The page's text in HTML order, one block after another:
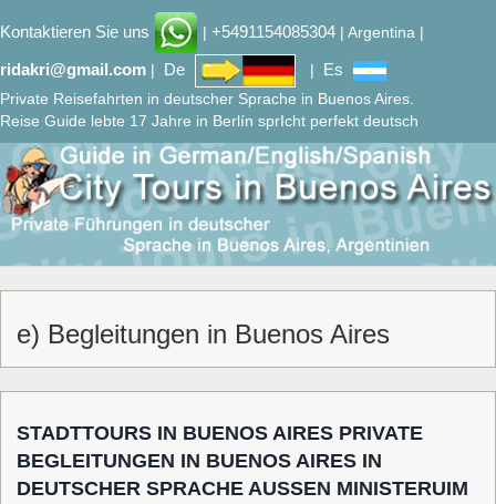
Kontaktieren Sie uns | +5491154085304 | Argentina |
ridakri@gmail.com | De | Es
Private Reisefahrten in deutscher Sprache in Buenos Aires.
Reise Guide lebte 17 Jahre in Berlín sprIcht perfekt deutsch
e) Begleitungen in Buenos Aires
STADTTOURS IN BUENOS AIRES PRIVATE
BEGLEITUNGEN IN BUENOS AIRES IN
DEUTSCHER SPRACHE AUSSEN MINISTERUIM